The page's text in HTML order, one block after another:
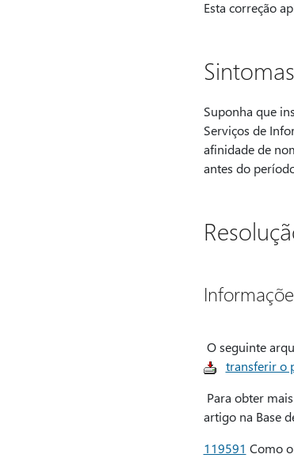
Esta correção
Sintomas
Suponha que
Serviços de
afinidade de
antes do
O seguinte
transferir o
Para obter
artigo na Base
119591 Como